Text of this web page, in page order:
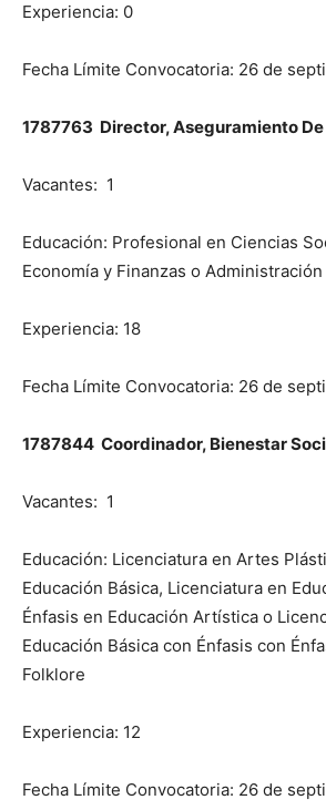
Experiencia: 0
Fecha Límite Convocatoria: 26 de
1787763 Director, Aseguramiento
Vacantes: 1
Educación: Profesional en Ciencias
Economía y Finanzas o
Experiencia: 18
Fecha Límite Convocatoria: 26 de
1787844 Coordinador, Bienestar
Vacantes: 1
Educación: Licenciatura en Artes
Educación Básica, Licenciatura en
Énfasis en Educación Artística o
Educación Básica con Énfasis con
Folklore
Experiencia: 12
Fecha Límite Convocatoria: 26 de